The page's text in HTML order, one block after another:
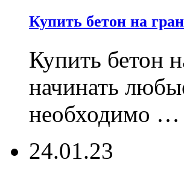
Купить бетон на
Купить бетон
начинать
необходимо …
24.01.23